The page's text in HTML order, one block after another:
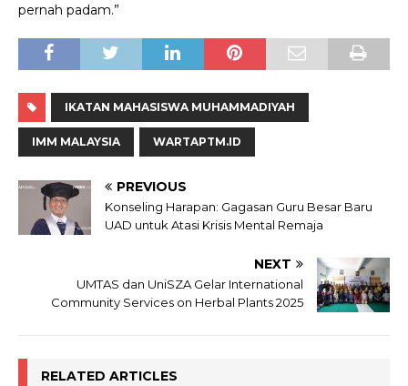
pernah padam.”
IKATAN MAHASISWA MUHAMMADIYAH
IMM MALAYSIA WARTAPTM.ID
PREVIOUS
Konseling Harapan: Gagasan Guru Besar Baru
UAD untuk Atasi Krisis Mental Remaja
NEXT
UMTAS dan UniSZA Gelar International
Community Services on Herbal Plants 2025
RELATED ARTICLES